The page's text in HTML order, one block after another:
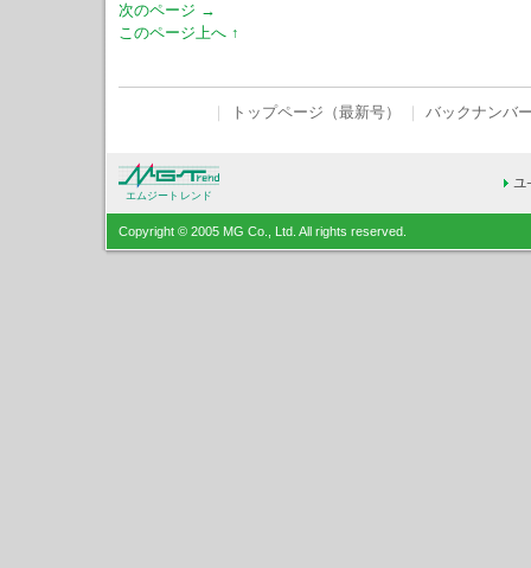
次のページ →
このページ上へ ↑
トップページ（最新号） バックナンバ
エムジートレンド
Copyright © 2005 MG Co., Ltd. All rights reserved.